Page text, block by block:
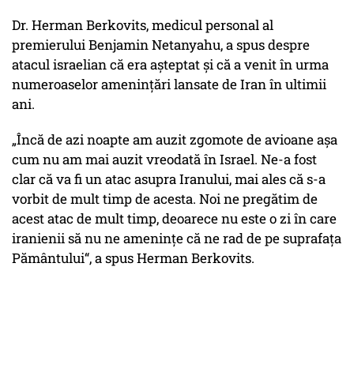
Dr. Herman Berkovits, medicul personal al
premierului Benjamin Netanyahu, a spus despre
atacul israelian că era așteptat și că a venit în urma
numeroaselor amenințări lansate de Iran în ultimii
ani.
„Încă de azi noapte am auzit zgomote de avioane așa
cum nu am mai auzit vreodată în Israel. Ne-a fost
clar că va fi un atac asupra Iranului, mai ales că s-a
vorbit de mult timp de acesta. Noi ne pregătim de
acest atac de mult timp, deoarece nu este o zi în care
iranienii să nu ne amenințe că ne rad de pe suprafața
Pământului“, a spus Herman Berkovits.